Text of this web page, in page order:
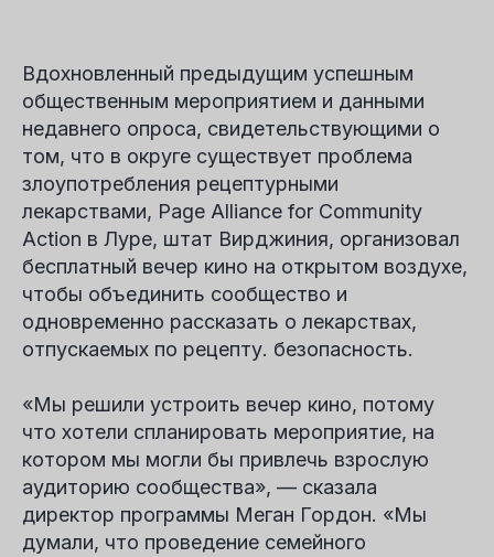
Вдохновленный предыдущим успешным
общественным мероприятием и данными
недавнего опроса, свидетельствующими о
том, что в округе существует проблема
злоупотребления рецептурными
лекарствами, Page Alliance for Community
Action в Луре, штат Вирджиния, организовал
бесплатный вечер кино на открытом воздухе,
чтобы объединить сообщество и
одновременно рассказать о лекарствах,
отпускаемых по рецепту. безопасность.
«Мы решили устроить вечер кино, потому
что хотели спланировать мероприятие, на
котором мы могли бы привлечь взрослую
аудиторию сообщества», — сказала
директор программы Меган Гордон. «Мы
думали, что проведение семейного